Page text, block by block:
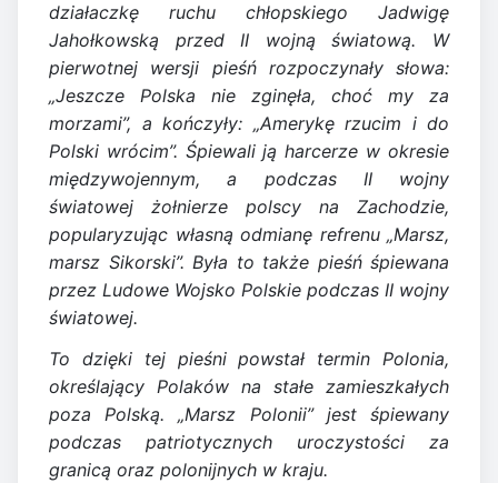
działaczkę ruchu chłopskiego Jadwigę
Jahołkowską przed II wojną światową. W
pierwotnej wersji pieśń rozpoczynały słowa:
„Jeszcze Polska nie zginęła, choć my za
morzami”, a kończyły: „Amerykę rzucim i do
Polski wrócim”. Śpiewali ją harcerze w okresie
międzywojennym, a podczas II wojny
światowej żołnierze polscy na Zachodzie,
popularyzując własną odmianę refrenu „Marsz,
marsz Sikorski”. Była to także pieśń śpiewana
przez Ludowe Wojsko Polskie podczas II wojny
światowej.
To dzięki tej pieśni powstał termin Polonia,
określający Polaków na stałe zamieszkałych
poza Polską. „Marsz Polonii” jest śpiewany
podczas patriotycznych uroczystości za
granicą oraz polonijnych w kraju.